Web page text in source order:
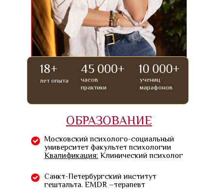
18+ 45 000+ 10 000+
лет опыта
часов
практики
учениц
марафонов
Московский психолого-социальный
университет факультет психологии
Квалификация:Клинический психолог
Санкт-Петербургский институт
гештальта. EMDR –терапевт
ОБРАЗОВАНИЕ